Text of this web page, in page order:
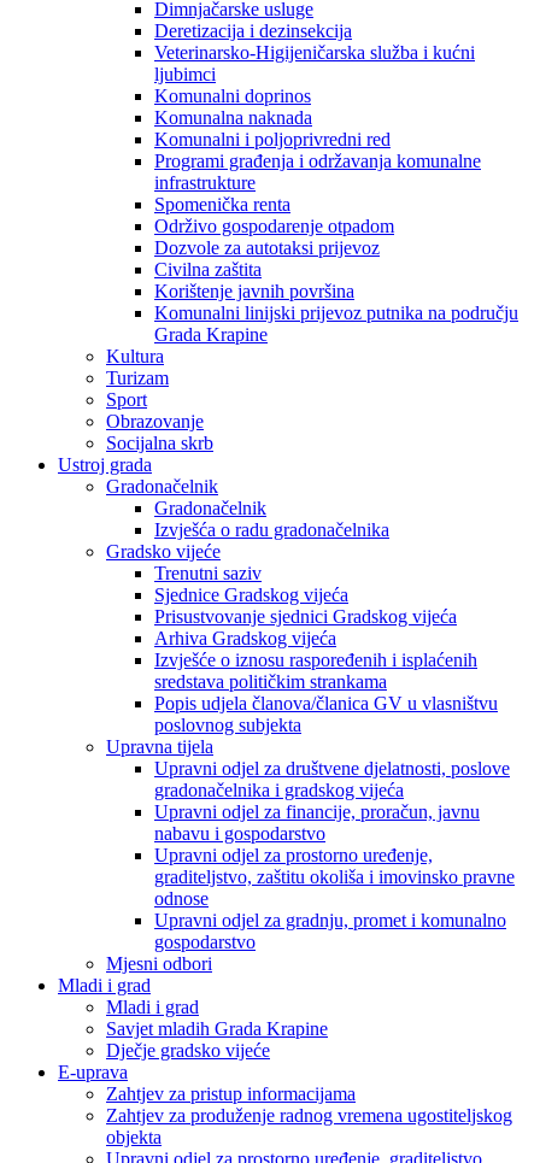
Dimnjačarske usluge
Deretizacija i dezinsekcija
Veterinarsko-Higijeničarska služba i kućni
ljubimci
Komunalni doprinos
Komunalna naknada
Komunalni i poljoprivredni red
Programi građenja i održavanja komunalne
infrastrukture
Spomenička renta
Održivo gospodarenje otpadom
Dozvole za autotaksi prijevoz
Civilna zaštita
Korištenje javnih površina
Komunalni linijski prijevoz putnika na području
Grada Krapine
Kultura
Turizam
Sport
Obrazovanje
Socijalna skrb
Ustroj grada
Gradonačelnik
Gradonačelnik
Izvješća o radu gradonačelnika
Gradsko vijeće
Trenutni saziv
Sjednice Gradskog vijeća
Prisustvovanje sjednici Gradskog vijeća
Arhiva Gradskog vijeća
Izvješće o iznosu raspoređenih i isplaćenih
sredstava političkim strankama
Popis udjela članova/članica GV u vlasništvu
poslovnog subjekta
Upravna tijela
Upravni odjel za društvene djelatnosti, poslove
gradonačelnika i gradskog vijeća
Upravni odjel za financije, proračun, javnu
nabavu i gospodarstvo
Upravni odjel za prostorno uređenje,
graditeljstvo, zaštitu okoliša i imovinsko pravne
odnose
Upravni odjel za gradnju, promet i komunalno
gospodarstvo
Mjesni odbori
Mladi i grad
Mladi i grad
Savjet mladih Grada Krapine
Dječje gradsko vijeće
E-uprava
Zahtjev za pristup informacijama
Zahtjev za produženje radnog vremena ugostiteljskog
objekta
Upravni odjel za prostorno uređenje, graditeljstvo,